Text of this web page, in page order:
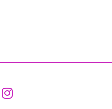
Aceder ao
Aceder ao